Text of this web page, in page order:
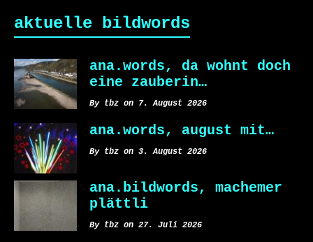
aktuelle bildwords
ana.words, da wohnt doch
eine zauberin…
By tbz on 7. August 2026
ana.words, august mit…
By tbz on 3. August 2026
ana.bildwords, machemer
plättli
By tbz on 27. Juli 2026